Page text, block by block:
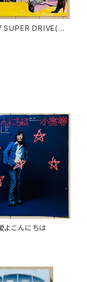
SUPER DRIVE(ス
イブ)
よこんにちは